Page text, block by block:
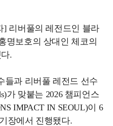
] 리버풀의 레전드인 블라
명보호의 상대인 체코의
.
들과 리버풀 레전드 선수
가 맞붙는 2026 챔피언스
IMPACT IN SEOUL)이 6
장에서 진행됐다.